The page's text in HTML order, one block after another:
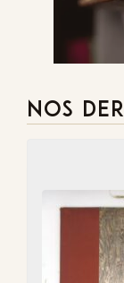
NOS